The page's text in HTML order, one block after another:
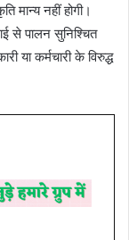
मान्य नहीं होगी।
से पालन सुनिश्चित
या कर्मचारी के विरुद्ध